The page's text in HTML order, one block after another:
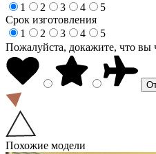
1
2 3 4
5
Срок изготовления
1
2 3 4
5
Пожалуйста, докажите, что вы
Похожие модели